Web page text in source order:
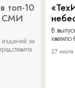
топ-10
СМИ
изданий за
В
27